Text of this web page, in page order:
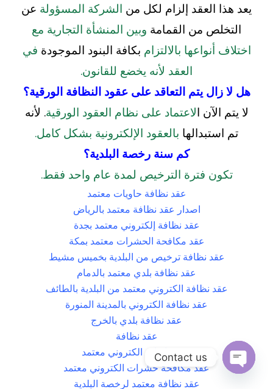
يعد هذا العقد إلزام لكل من الشركة المسؤولة عن
التخلص من القمامة وبين المنشأة التجارية مع
اختلاف أنواعها بالالتزام بكافة البنود الموجودة في
العقد لأنه يخضع للقانون.
هل لا زال يتم التعاقد على عقود النظافة الورقية؟
لا يتم الآن الاعتماد على نظام العقود الورقية. لأنه
تم استبدالها بالعقود الإلكترونية بشكل كامل.
كم سنة رخصة البلدية؟
تكون فترة الترخيص لمدة عام واحد فقط.
عقد نظافة حاويات معتمد
اصدار عقد نظافة معتمد بالرياض
عقد نظافة إلكتروني معتمد بجدة
عقد مكافحة الحشرات معتمد بمكة
عقد نظافة ترخيص من البلدية بخميس مشيط
عقد نظافة بلدي معتمد بالدمام
عقد نظافة الكتروني معتمد من البلدية بالطائف
عقد نظافة الكتروني بالمدينة المنورة
عقد نظافة بلدي بالخرج
عقد نظافة
عقد حاويات الكتروني معتمد
عقد مكافحة حشرات الكتروني معتمد
عقد نظافة معتمد لرخصة البلدية
Contact us